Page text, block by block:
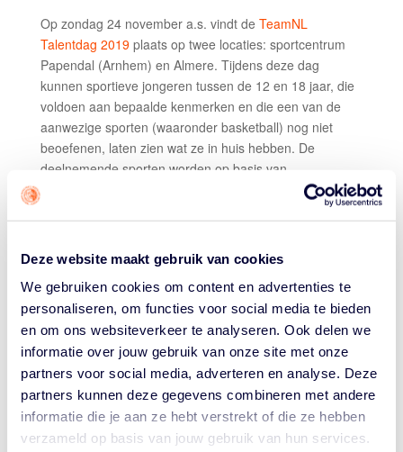
Deze website maakt gebruik van cookies
We gebruiken cookies om content en advertenties te
personaliseren, om functies voor social media te bieden
en om ons websiteverkeer te analyseren. Ook delen we
informatie over jouw gebruik van onze site met onze
partners voor social media, adverteren en analyse. Deze
partners kunnen deze gegevens combineren met andere
informatie die je aan ze hebt verstrekt of die ze hebben
verzameld op basis van jouw gebruik van hun services.
Op zondag 24 november a.s. vindt de TeamNL
Talentdag 2019plaats op twee locaties: sportcentrum
Papendal (Arnhem) en Almere. Tijdens deze dag
kunnen sportieve jongeren tussen de 12 en 18 jaar, die
voldoen aan bepaalde kenmerken en die een van de
aanwezige sporten (waaronder basketball) nog niet
beoefenen, laten zien wat ze in huis hebben. De
deelnemende sporten worden op basis van
specifieke kenmerken onderverdeeld in drie profielen:
Op basis van het gekozen profiel ondergaat de
deelnemer aan de TeamNL Talentdag verschillende
fysieke testen en metingen. Denk daarbij
aan lichaamslengte, armlengte en spronghoogte.
Na afloop van de dag worden de resultaten van de
testen zorgvuldig bestudeerd, besproken en
geanalyseerd op basis van een aantal criteria.
Uiteindelijk besluit de betreffende sportbond of ze de
sporter uitnodigen voor een vervolgdag, waar verder